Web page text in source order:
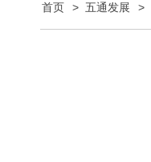
首页 > 五通发展 >